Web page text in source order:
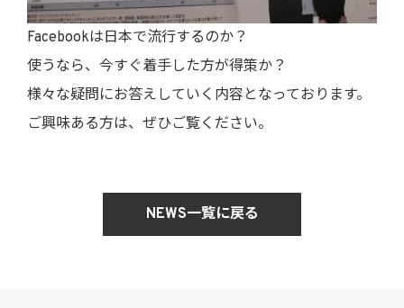
Facebookは日本で流行するのか？
使うなら、今すぐ着手した方が得策か？
様々な疑問にお答えしていく内容となっております。
ご興味ある方は、ぜひご覧ください。
NEWS一覧に戻る